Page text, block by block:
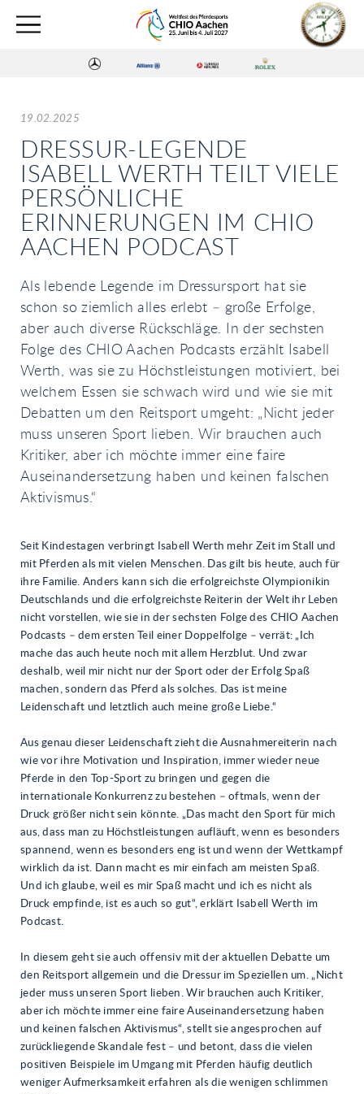
19.02.2025
DRESSUR-LEGENDE
ISABELL WERTH TEILT VIELE
PERSÖNLICHE
ERINNERUNGEN IM CHIO
AACHEN PODCAST
Als lebende Legende im Dressursport hat sie
schon so ziemlich alles erlebt – große Erfolge,
aber auch diverse Rückschläge. In der sechsten
Folge des CHIO Aachen Podcasts erzählt Isabell
Werth, was sie zu Höchstleistungen motiviert, bei
welchem Essen sie schwach wird und wie sie mit
Debatten um den Reitsport umgeht: „Nicht jeder
muss unseren Sport lieben. Wir brauchen auch
Kritiker, aber ich möchte immer eine faire
Auseinandersetzung haben und keinen falschen
Aktivismus.“
Seit Kindestagen verbringt Isabell Werth mehr Zeit im Stall und
mit Pferden als mit vielen Menschen. Das gilt bis heute, auch für
ihre Familie. Anders kann sich die erfolgreichste Olympionikin
Deutschlands und die erfolgreichste Reiterin der Welt ihr Leben
nicht vorstellen, wie sie in der sechsten Folge des CHIO Aachen
Podcasts – dem ersten Teil einer Doppelfolge – verrät: „Ich
mache das auch heute noch mit allem Herzblut. Und zwar
deshalb, weil mir nicht nur der Sport oder der Erfolg Spaß
machen, sondern das Pferd als solches. Das ist meine
Leidenschaft und letztlich auch meine große Liebe.“
Aus genau dieser Leidenschaft zieht die Ausnahmereiterin nach
wie vor ihre Motivation und Inspiration, immer wieder neue
Pferde in den Top-Sport zu bringen und gegen die
internationale Konkurrenz zu bestehen – oftmals, wenn der
Druck größer nicht sein könnte. „Das macht den Sport für mich
aus, dass man zu Höchstleistungen aufläuft, wenn es besonders
spannend, wenn es besonders eng ist und wenn der Wettkampf
wirklich da ist. Dann macht es mir einfach am meisten Spaß.
Und ich glaube, weil es mir Spaß macht und ich es nicht als
Druck empfinde, ist es auch so gut“, erklärt Isabell Werth im
Podcast.
In diesem geht sie auch offensiv mit der aktuellen Debatte um
den Reitsport allgemein und die Dressur im Speziellen um. „Nicht
jeder muss unseren Sport lieben. Wir brauchen auch Kritiker,
aber ich möchte immer eine faire Auseinandersetzung haben
und keinen falschen Aktivismus“, stellt sie angesprochen auf
zurückliegende Skandale fest – und betont, dass die vielen
positiven Beispiele im Umgang mit Pferden häufig deutlich
weniger Aufmerksamkeit erfahren als die wenigen schlimmen